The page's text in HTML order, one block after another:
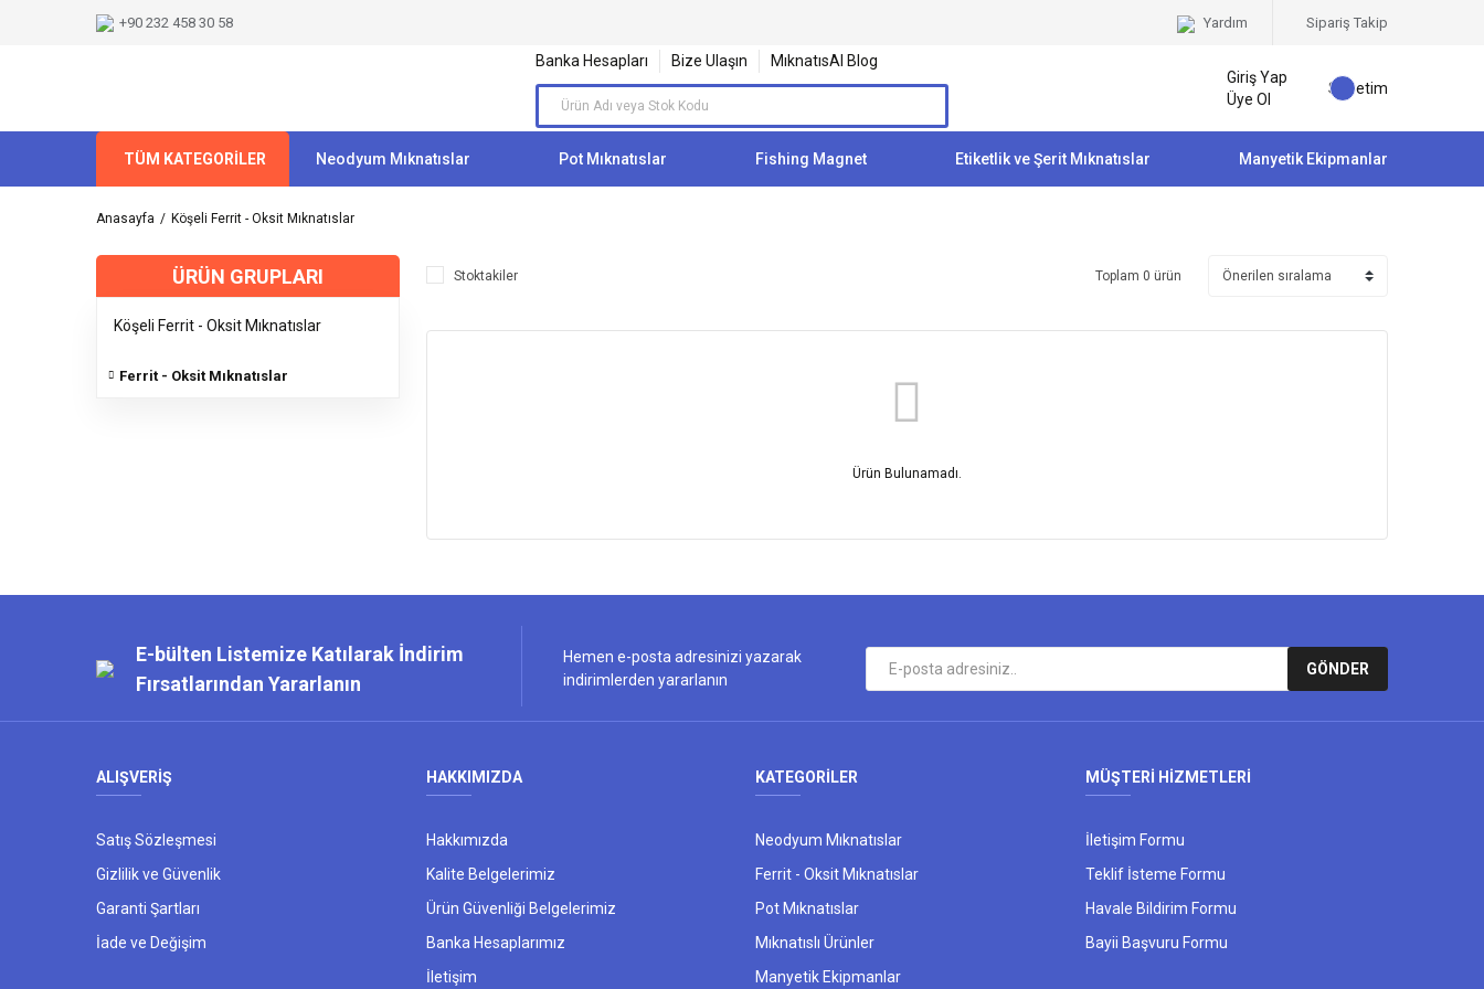
+90 232 458 30 58 Yardım Sipariş Takip
Banka Hesapları Bize Ulaşın
MıknatısAl Blog
Giriş Yap
Üye Ol
Sepetim
TÜM KATEGORİLER Neodyum Mıknatıslar Pot Mıknatıslar Fishing Magnet Etiketlik ve Şerit Mıknatıslar Manyetik Ekipmanlar
Anasayfa Köşeli Ferrit - Oksit Mıknatıslar
ÜRÜN GRUPLARI
Köşeli Ferrit - Oksit Mıknatıslar
Ferrit - Oksit Mıknatıslar
Stoktakiler Toplam 0 ürün
Ürün Bulunamadı.
E-bülten Listemize Katılarak İndirim
Fırsatlarından Yararlanın
Hemen e-posta adresinizi yazarak
indirimlerden yararlanın
GÖNDER
ALIŞVERİŞ
Satış Sözleşmesi
Gizlilik ve Güvenlik
Garanti Şartları
İade ve Değişim
HAKKIMIZDA
Hakkımızda
Kalite Belgelerimiz
Ürün Güvenliği Belgelerimiz
Banka Hesaplarımız
İletişim
KATEGORİLER
Neodyum Mıknatıslar
Ferrit - Oksit Mıknatıslar
Pot Mıknatıslar
Mıknatıslı Ürünler
Manyetik Ekipmanlar
MÜŞTERİ HİZMETLERİ
İletişim Formu
Teklif İsteme Formu
Havale Bildirim Formu
Bayii Başvuru Formu